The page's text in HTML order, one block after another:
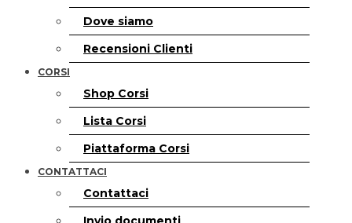
Dove siamo
Recensioni Clienti
CORSI
Shop Corsi
Lista Corsi
Piattaforma Corsi
CONTATTACI
Contattaci